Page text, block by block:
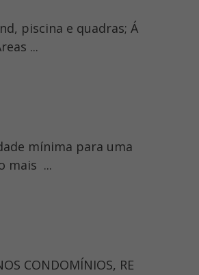
piscina e quadras; Á
...
mínima para uma
mais ...
CONDOMÍNIOS, RE